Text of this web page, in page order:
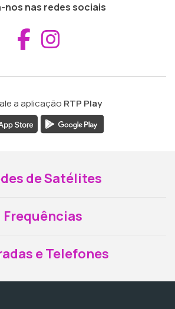
nos nas redes sociais
Aceder ao
a aplicação RTP Play
de Satélites
Frequências
e Telefones